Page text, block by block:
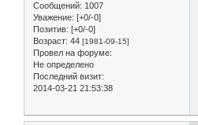
Сообщений: 1007
Уважение: [+0/-0]
Позитив: [+0/-0]
Возраст: 44 [1981-09-15]
Провел на форуме:
Не определено
Последний визит:
2014-03-21 21:53:38